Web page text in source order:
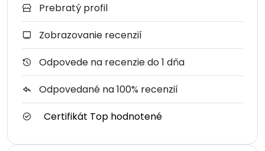
Prebratý profil
Zobrazovanie recenzií
Odpovede na recenzie do 1 dňa
Odpovedané na 100% recenzií
Certifikát Top hodnotené